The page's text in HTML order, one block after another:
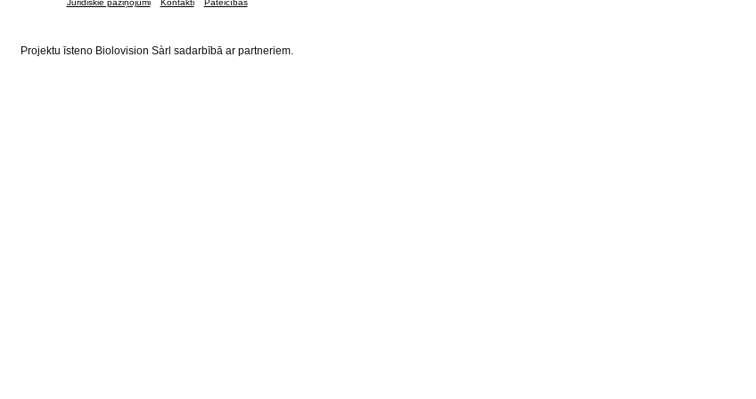
Juridiskie paziņojumi Kontakti Pateicības
Projektu īsteno Biolovision Sàrl sadarbībā ar partneriem.